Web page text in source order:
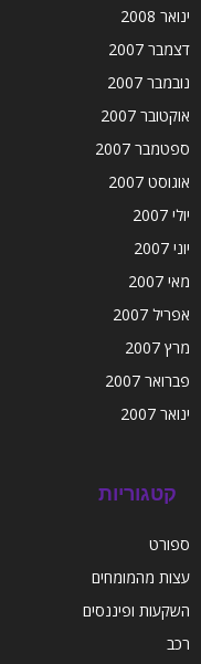
ינואר 2008
דצמבר 2007
נובמבר 2007
אוקטובר 2007
ספטמבר 2007
אוגוסט 2007
יולי 2007
יוני 2007
מאי 2007
אפריל 2007
מרץ 2007
פברואר 2007
ינואר 2007
קטגוריות
ספורט
עצות מהמומחים
השקעות ופיננסים
רכב